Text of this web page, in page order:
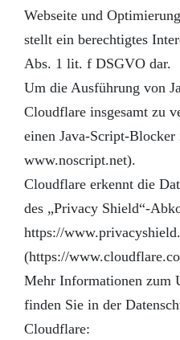
Webseite und
stellt ein berechtigtes
Abs. 1 lit. f DSGVO dar.
Um die Ausführung von
Cloudflare insgesamt zu
einen Java-Script-
www.noscript.net).
Cloudflare erkennt die
des „Privacy Shield“-
https://
(https://
Mehr Informationen zum
finden Sie in der
Cloudflare: